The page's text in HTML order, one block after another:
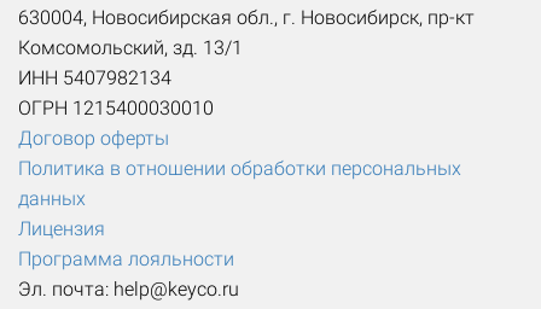
630004, Новосибирская обл., г. Новосибирск, пр-кт
Комсомольский, зд. 13/1
ИНН 5407982134
ОГРН 1215400030010
Договор оферты
Политика в отношении обработки персональных
данных
Лицензия
Программа лояльности
Эл. почта: help@keyco.ru